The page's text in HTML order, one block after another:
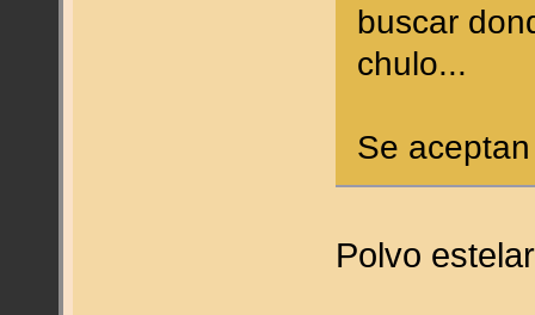
buscar
chulo...
Se
Polvo